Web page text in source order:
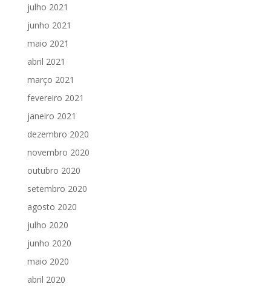
julho 2021
junho 2021
maio 2021
abril 2021
março 2021
fevereiro 2021
janeiro 2021
dezembro 2020
novembro 2020
outubro 2020
setembro 2020
agosto 2020
julho 2020
junho 2020
maio 2020
abril 2020